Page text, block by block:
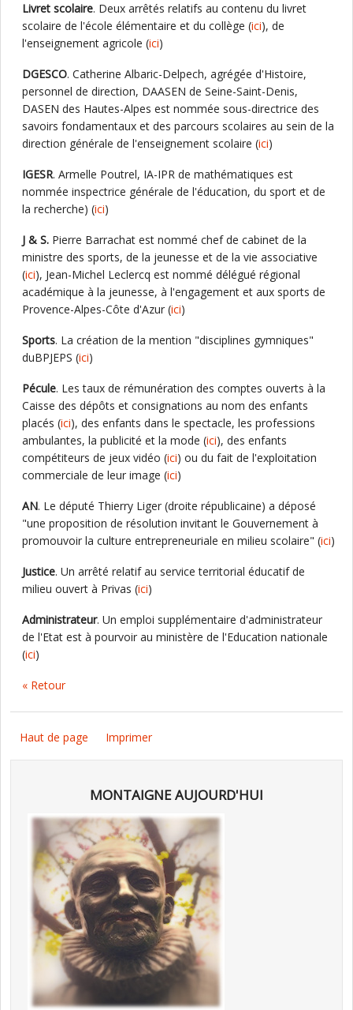
Livret scolaire. Deux arrêtés relatifs au contenu du livret
scolaire de l'école élémentaire et du collège (ici), de
l'enseignement agricole (ici)
DGESCO. Catherine Albaric-Delpech, agrégée d'Histoire,
personnel de direction, DAASEN de Seine-Saint-Denis,
DASEN des Hautes-Alpes est nommée sous-directrice des
savoirs fondamentaux et des parcours scolaires au sein de la
direction générale de l'enseignement scolaire (ici)
IGESR. Armelle Poutrel, IA-IPR de mathématiques est
nommée inspectrice générale de l'éducation, du sport et de
la recherche) (ici)
J & S. Pierre Barrachat est nommé chef de cabinet de la
ministre des sports, de la jeunesse et de la vie associative
(ici), Jean-Michel Leclercq est nommé délégué régional
académique à la jeunesse, à l'engagement et aux sports de
Provence-Alpes-Côte d'Azur (ici)
Sports. La création de la mention "disciplines gymniques"
duBPJEPS (ici)
Pécule. Les taux de rémunération des comptes ouverts à la
Caisse des dépôts et consignations au nom des enfants
placés (ici), des enfants dans le spectacle, les professions
ambulantes, la publicité et la mode (ici), des enfants
compétiteurs de jeux vidéo (ici) ou du fait de l'exploitation
commerciale de leur image (ici)
AN. Le député Thierry Liger (droite républicaine) a déposé
"une proposition de résolution invitant le Gouvernement à
promouvoir la culture entrepreneuriale en milieu scolaire" (ici)
Justice. Un arrêté relatif au service territorial éducatif de
milieu ouvert à Privas (ici)
Administrateur. Un emploi supplémentaire d'administrateur
de l'Etat est à pourvoir au ministère de l'Education nationale
(ici)
« Retour
Haut de page Imprimer
MONTAIGNE AUJOURD'HUI